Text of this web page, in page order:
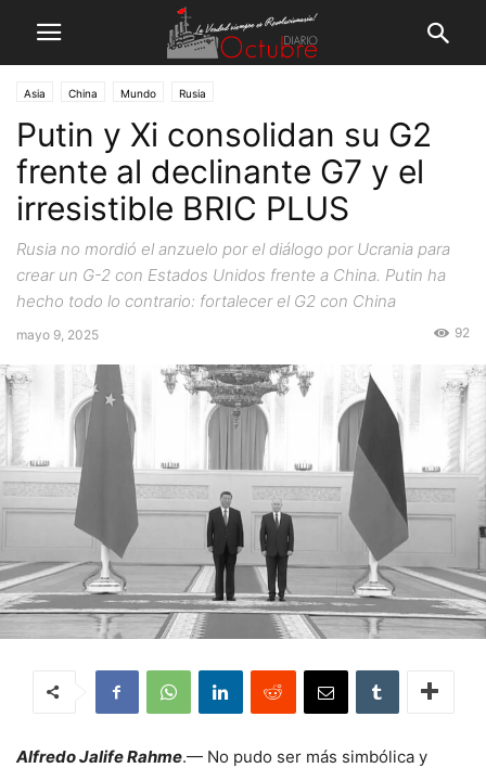
Asia China Mundo Rusia
Putin y Xi consolidan su G2
frente al declinante G7 y el
irresistible BRIC PLUS
Rusia no mordió el anzuelo por el diálogo por Ucrania para
crear un G-2 con Estados Unidos frente a China. Putin ha
hecho todo lo contrario: fortalecer el G2 con China
mayo 9, 2025 92
Alfredo Jalife Rahme.— No pudo ser más simbólica y